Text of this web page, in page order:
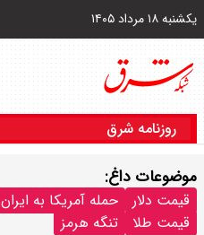
یکشنبه ۱۸ مرداد ۱۴۰۵
روزنامه شرق
موضوعات داغ:
قیمت دلار حمله آمریکا به ایران
قیمت طلا
تنگه هرمز